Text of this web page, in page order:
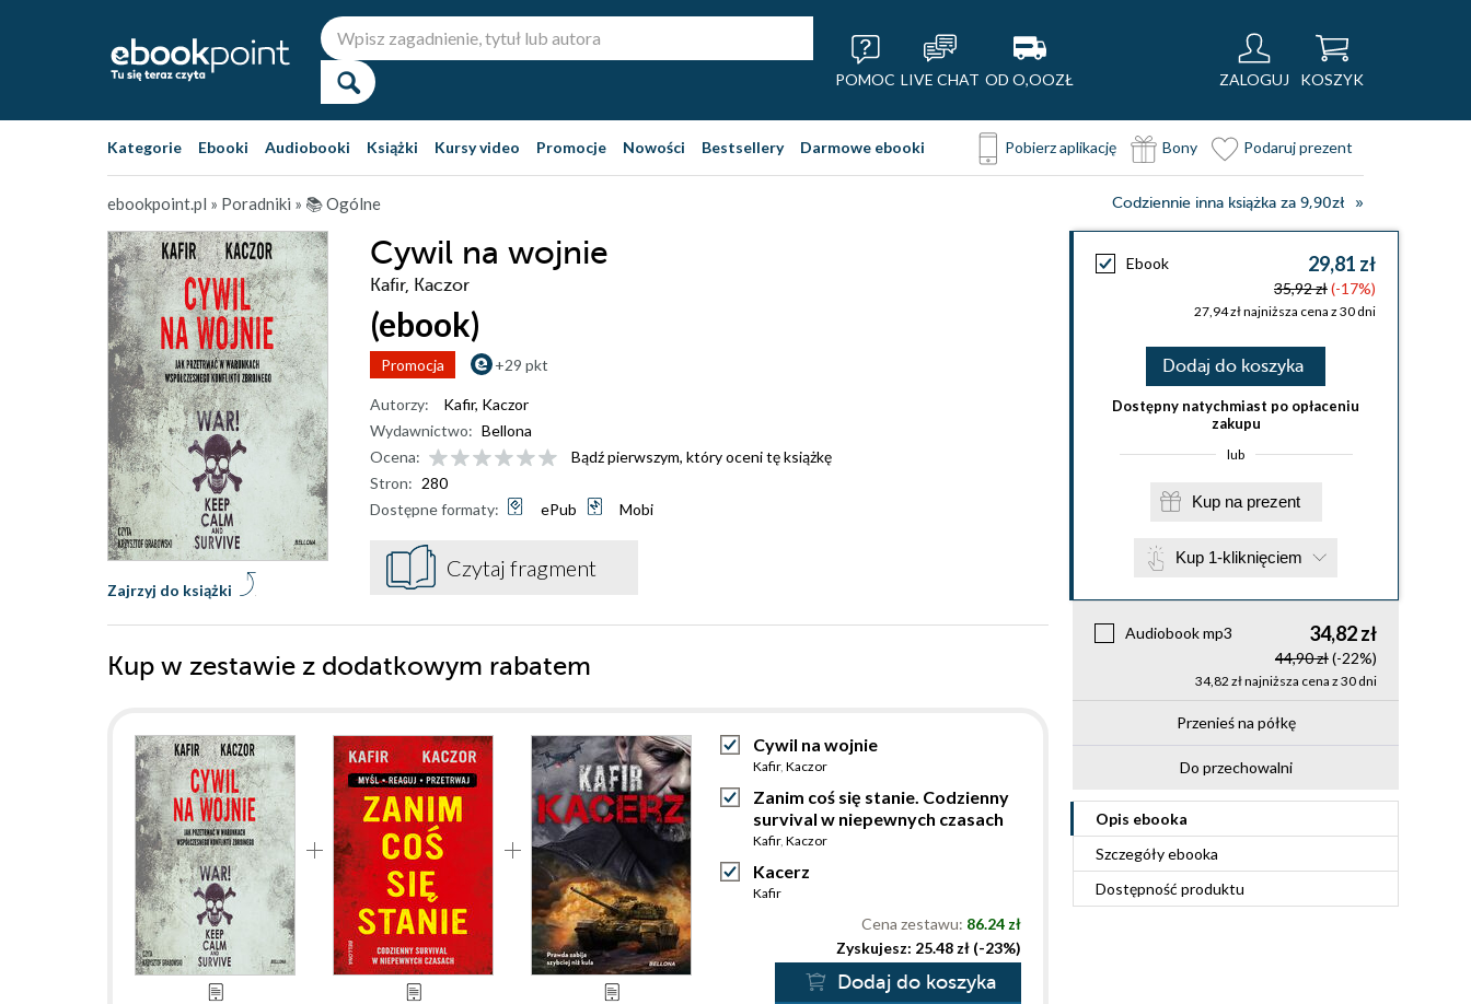
POMOC LIVE CHAT OD O,OOZŁ ZALOGUJ KOSZYK
Kategorie Ebooki Audiobooki Książki Kursy video Promocje Nowości Bestsellery Darmowe ebooki Pobierz aplikację Bony Podaruj prezent
ebookpoint.pl » Poradniki » 📚 Ogólne Codziennie inna książka za 9,90zł
Cywil na wojnie
Kafir, Kaczor
(ebook)
Promocja +29 pkt
Zajrzyj do książki
Autorzy: Kafir, Kaczor
Wydawnictwo: Bellona
Ocena:
Bądź pierwszym, który oceni tę książkę
Stron: 280
Dostępne formaty:
ePub Mobi
Czytaj fragment
Ebook 29,81 zł
35,92 zł(-17%)
27,94 zł najniższa cena z 30 dni
Dodaj do koszyka
Dostępny natychmiast po opłaceniu
zakupu
lub
Kup na prezent
Kup 1-kliknięciem
Audiobook mp3 34,82 zł
44,90 zł(-22%)
34,82 zł najniższa cena z 30 dni
Przenieś na półkę
Do przechowalni
Opis ebooka
Szczegółyebooka
Dostępność produktu
Kup w zestawie z dodatkowym rabatem
Cywil na wojnie
Kafir, Kaczor
Zanim coś się stanie. Codzienny
survival w niepewnych czasach
Kafir, Kaczor
Kacerz
Kafir
Cena zestawu: 86.24 zł
Zyskujesz: 25.48 zł (-23%)
Dodaj do koszyka